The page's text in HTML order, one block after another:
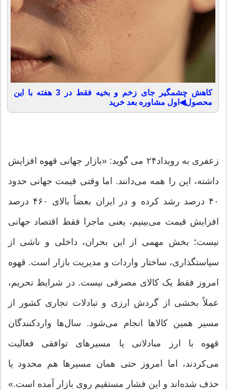
کاهش چشمگیر جای زخم و بخیه فقط در 3 هفته با این
محصول◀اول مشاوره بعد خرید
زعفری به رویداد۲۴ می گوید: «بازار جهانی قهوه افزایش
داشته، این را همه می‌دانند. اما وقتی قیمت جهانی حدود
۴۰ درصد رشد کرده و در ایران بعضاً بالای ۴۶۰ درصد
افزایش قیمت می‌بینیم، یعنی ماجرا فقط اقتصاد جهانی
نیست؛ بخش مهمی از این بحران، داخلی و ناشی از
سیاستگذاری، ساختار واردات و مدیریت بازار است. قهوه
امروز فقط یک کالای مصرفی نیست. در شرایط تحریم،
عملاً بخشی از گردش ارزی و تبادلات تجاری کشور از
مسیر همین کالا‌ها انجام می‌شود. سال‌ها واردکنندگان
قهوه با ارز مبادلاتی یا مسیر‌های توافقی فعالیت
می‌کردند، اما امروز حتی همان مسیر‌ها هم محدود یا
حذف شده‌اند و این فشار مستقیم روی بازار آمده است.»